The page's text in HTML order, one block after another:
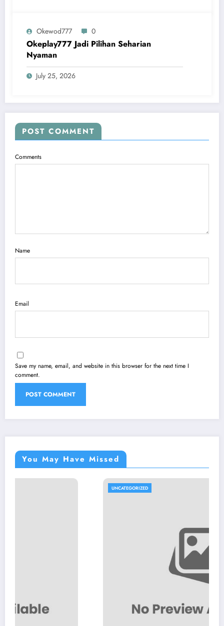
Okewod777 0
Okeplay777 Jadi Pilihan Seharian
Nyaman
July 25, 2026
POST COMMENT
Comments
Name
Email
Save my name, email, and website in this browser for the next time I
comment.
You May Have Missed